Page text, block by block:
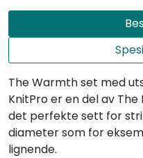
The Warmth set med
KnitPro er en del av
det perfekte sett for
diameter som for
lignende.